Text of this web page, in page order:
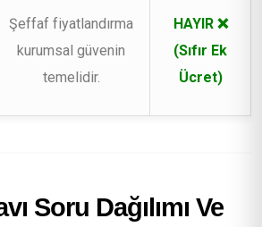
Şeffaf fiyatlandırma
kurumsal güvenin
temelidir.
HAYIR ❌
(Sıfır Ek
Ücret)
Soru Dağılımı Ve